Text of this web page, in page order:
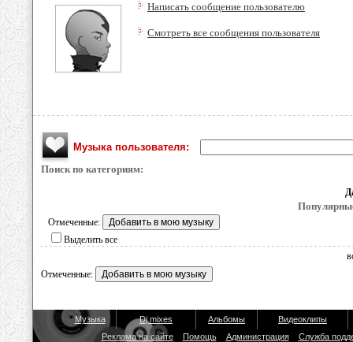
Написать сообщение пользователю
Смотреть все сообщения пользователя
Музыка пользователя:
Поиск по категориям:
Отмеченные:
Выделить все
Отмеченные:
Музыка Dj mixes Альбомы
Видеоклипы
Реклама на сайте
Помощь Администрация Служба